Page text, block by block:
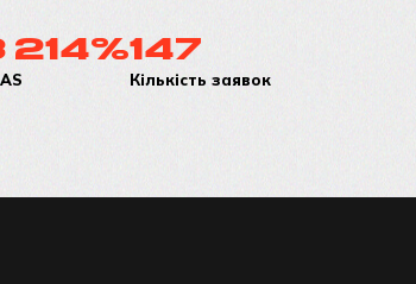
147
Кількість заявок